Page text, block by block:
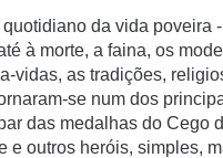
da vida poveira
à morte, a faina, os
vidas, as tradições,
se num dos
das medalhas do Cego
e outros heróis, simples,